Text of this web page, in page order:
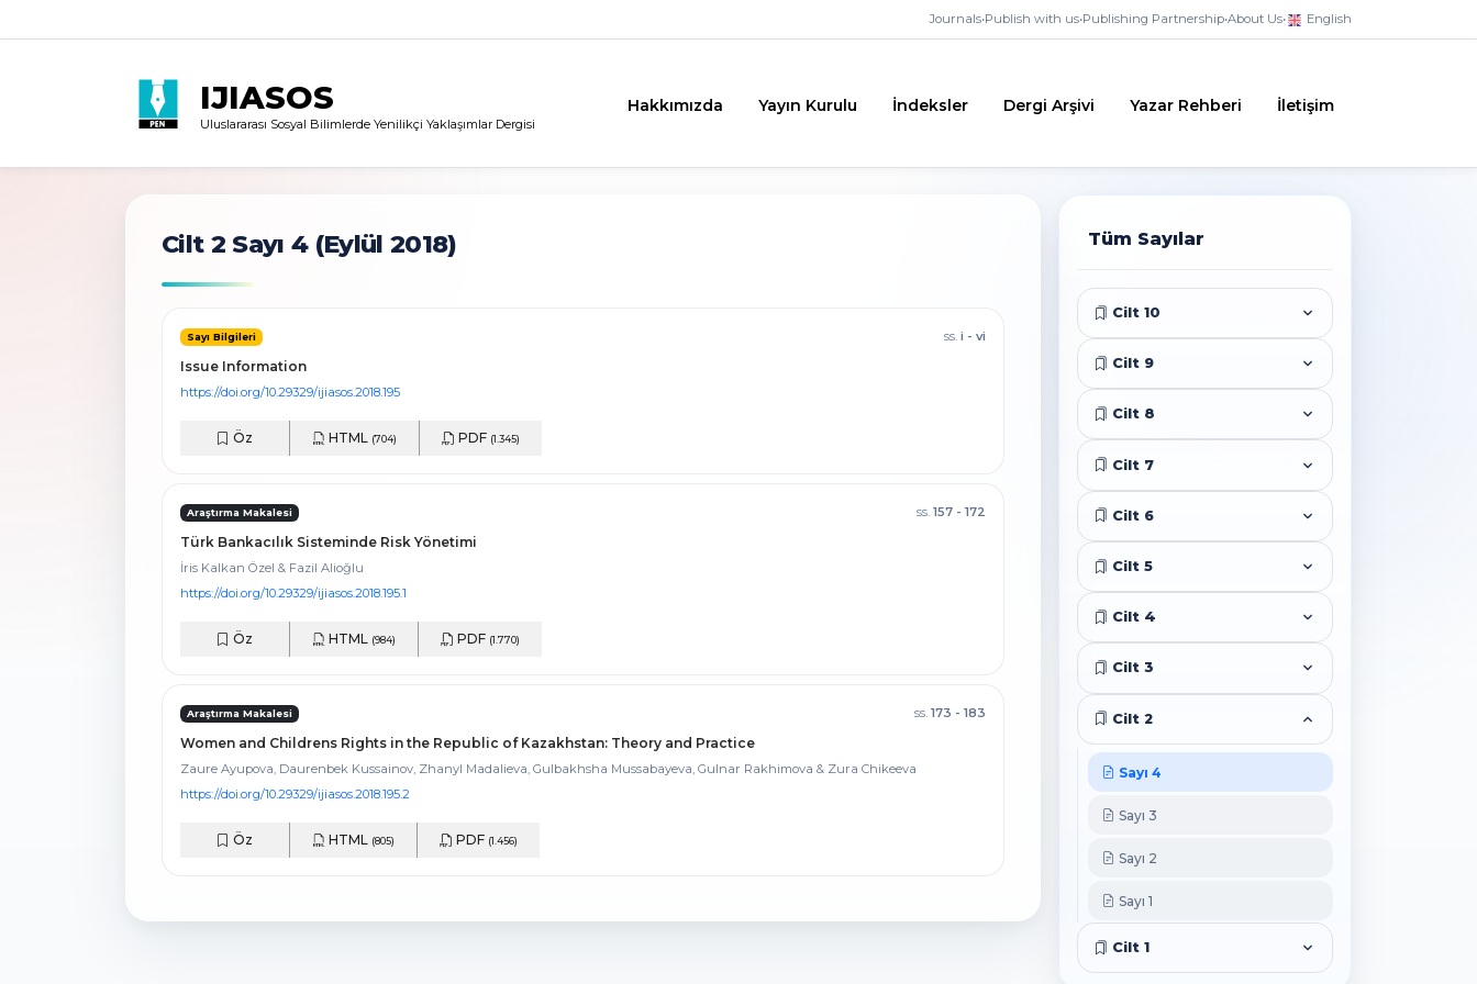
Journals•Publish with us•Publishing Partnership•About Us• English
IJIASOS
Uluslararası Sosyal Bilimlerde Yenilikçi Yaklaşımlar Dergisi
Hakkımızda Yayın Kurulu İndeksler Dergi Arşivi Yazar Rehberi İletişim
Cilt 2 Sayı 4 (Eylül 2018)
Sayı Bilgileri ss. i - vi
Issue Information
https://doi.org/10.29329/ijiasos.2018.195
Öz HTML (704) PDF (1.345)
Araştırma Makalesi ss. 157 - 172
Türk Bankacılık Sisteminde Risk Yönetimi
İris Kalkan Özel & Fazil Alioğlu
https://doi.org/10.29329/ijiasos.2018.195.1
Öz HTML (984) PDF (1.770)
Araştırma Makalesi ss. 173 - 183
Women and Childrens Rights in the Republic of Kazakhstan: Theory and Practice
Zaure Ayupova, Daurenbek Kussainov, Zhanyl Madalieva, Gulbakhsha Mussabayeva, Gulnar Rakhimova & Zura Chikeeva
https://doi.org/10.29329/ijiasos.2018.195.2
Öz HTML (805) PDF (1.456)
Tüm Sayılar
Cilt 10
Cilt 9
Cilt 8
Cilt 7
Cilt 6
Cilt 5
Cilt 4
Cilt 3
Cilt 2
Sayı 4
Sayı 3
Sayı 2
Sayı 1
Cilt 1